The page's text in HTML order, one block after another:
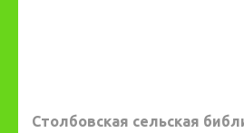
Столбовская сельская